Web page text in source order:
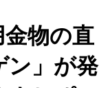
物の直
ン」が発